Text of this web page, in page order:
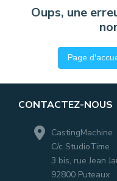
Oups, une
Page
CONTACTEZ-NOUS
CastingMachine
C/c StudioTime
3 bis, rue Jean
92800 Puteaux